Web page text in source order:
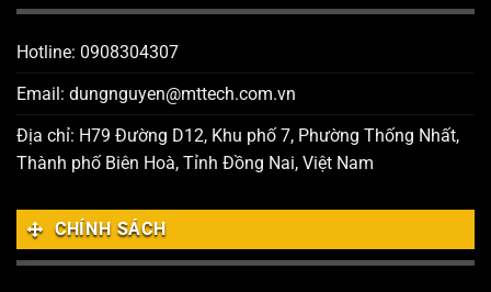
Hotline: 0908304307
Email: dungnguyen@mttech.com.vn
Địa chỉ: H79 Đường D12, Khu phố 7, Phường Thống Nhất,
Thành phố Biên Hoà, Tỉnh Đồng Nai, Việt Nam
CHÍNH SÁCH